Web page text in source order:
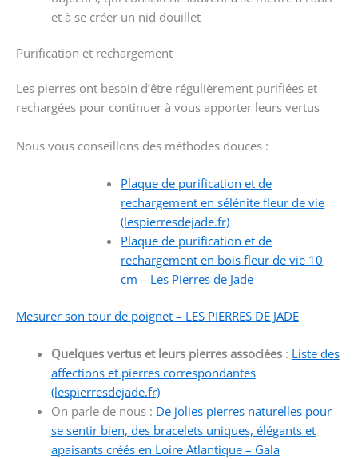
et à se créer un nid douillet
Purification et rechargement
Les pierres ont besoin d’être régulièrement purifiées et
rechargées pour continuer à vous apporter leurs vertus
Nous vous conseillons des méthodes douces :
Plaque de purification et de
rechargement en sélénite fleur de vie
(lespierresdejade.fr)
Plaque de purification et de
rechargement en bois fleur de vie 10
cm – Les Pierres de Jade
Mesurer son tour de poignet – LES PIERRES DE JADE
Quelques vertus et leurs pierres associées : Liste des
affections et pierres correspondantes
(lespierresdejade.fr)
On parle de nous : De jolies pierres naturelles pour
se sentir bien, des bracelets uniques, élégants et
apaisants créés en Loire Atlantique – Gala